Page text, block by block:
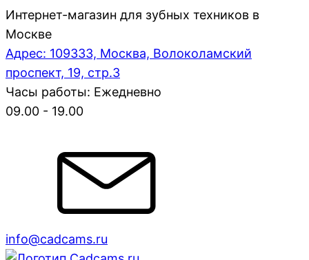
Интернет-магазин для зубных техников в
Москве
Адрес: 109333, Москва, Волоколамский
проспект, 19, стр.3
Часы работы: Ежедневно
09.00 - 19.00
info@cadcams.ru